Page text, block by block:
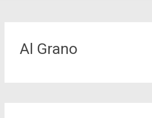
Al Grano